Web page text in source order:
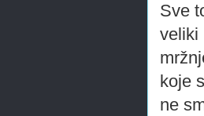
Sve
veliki
koje
ne